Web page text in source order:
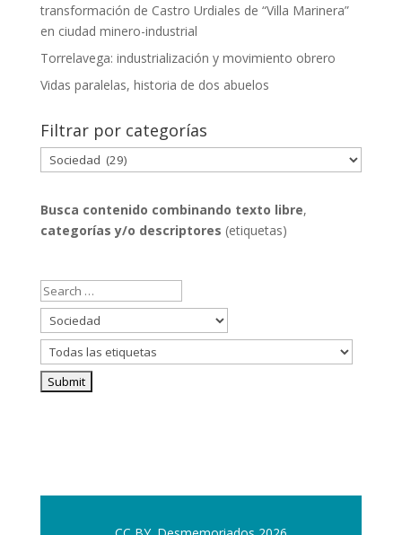
transformación de Castro Urdiales de “Villa Marinera”
en ciudad minero-industrial
Torrelavega: industrialización y movimiento obrero
Vidas paralelas, historia de dos abuelos
Filtrar por categorías
Filtrar
por
Busca contenido combinando texto libre,
categorías y/o descriptores (etiquetas)